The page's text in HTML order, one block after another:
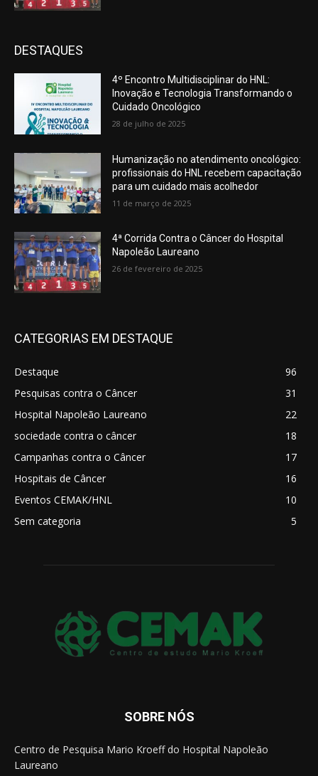
DESTAQUES
4º Encontro Multidisciplinar do HNL:
Inovação e Tecnologia Transformando o
Cuidado Oncológico
28 de julho de 2025
Humanização no atendimento oncológico:
profissionais do HNL recebem capacitação
para um cuidado mais acolhedor
11 de março de 2025
4ª Corrida Contra o Câncer do Hospital
Napoleão Laureano
26 de fevereiro de 2025
CATEGORIAS EM DESTAQUE
Destaque
96
Pesquisas contra o Câncer
31
Hospital Napoleão Laureano
22
sociedade contra o câncer
18
Campanhas contra o Câncer
17
Hospitais de Câncer
16
Eventos CEMAK/HNL
10
Sem categoria
5
SOBRE NÓS
Centro de Pesquisa Mario Kroeff do Hospital Napoleão
Laureano